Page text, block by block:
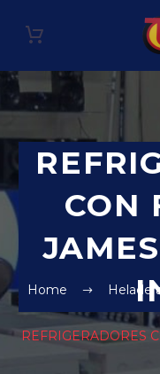
CON
Home
REFRIGERADORES